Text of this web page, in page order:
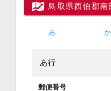
鳥取県西伯郡南
あ か
あ行
郵便番号